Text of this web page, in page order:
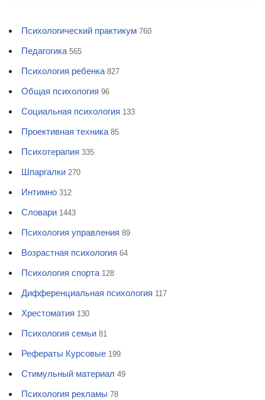
Психологический практикум 760
Педагогика 565
Психология ребенка 827
Общая психология 96
Социальная психология 133
Проективная техника 85
Психотерапия 335
Шпаргалки 270
Интимно 312
Словари 1443
Психология управления 89
Возрастная психология 64
Психология спорта 128
Дифференциальная психология 117
Хрестоматия 130
Психология семьи 81
Рефераты Курсовые 199
Стимульный материал 49
Психология рекламы 78